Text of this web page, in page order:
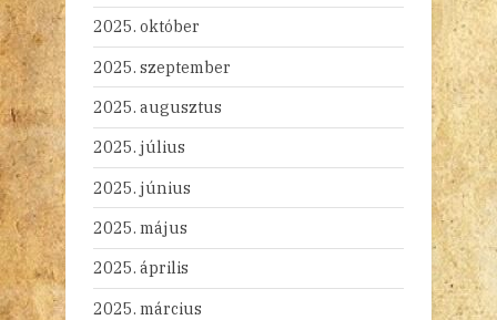
2025. október
2025. szeptember
2025. augusztus
2025. július
2025. június
2025. május
2025. április
2025. március